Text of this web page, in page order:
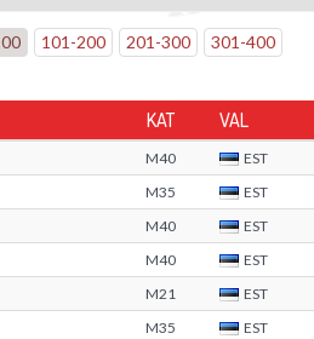
101 -200 201 -300 301 -400
KAT VAL
M40 EST
M35 EST
M40 EST
M40 EST
M21 EST
M35 EST